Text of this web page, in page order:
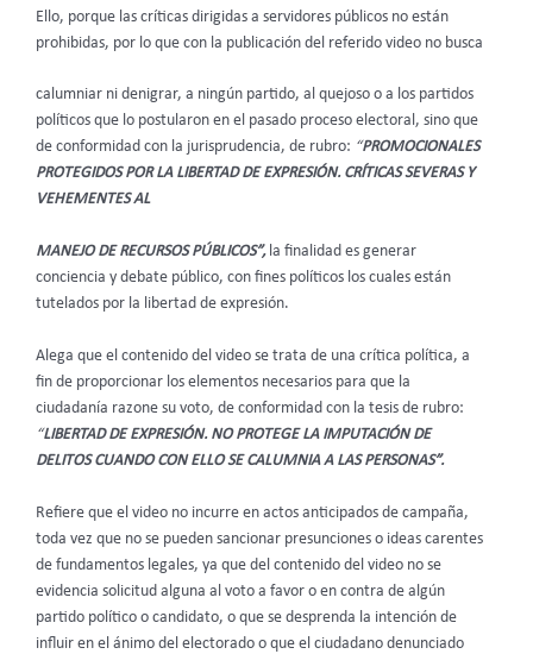
Ello, porque las críticas dirigidas a servidores públicos no están
prohibidas, por lo que con la publicación del referido video no busca
calumniar ni denigrar, a ningún partido, al quejoso o a los partidos
políticos que lo postularon en el pasado proceso electoral, sino que
de conformidad con la jurisprudencia, de rubro: “PROMOCIONALES
PROTEGIDOS POR LA LIBERTAD DE EXPRESIÓN. CRÍTICAS SEVERAS Y
VEHEMENTES AL
MANEJO DE RECURSOS PÚBLICOS”, la finalidad es generar
conciencia y debate público, con fines políticos los cuales están
tutelados por la libertad de expresión.
Alega que el contenido del video se trata de una crítica política, a
fin de proporcionar los elementos necesarios para que la
ciudadanía razone su voto, de conformidad con la tesis de rubro:
“LIBERTAD DE EXPRESIÓN. NO PROTEGE LA IMPUTACIÓN DE
DELITOS CUANDO CON ELLO SE CALUMNIA A LAS PERSONAS”.
Refiere que el video no incurre en actos anticipados de campaña,
toda vez que no se pueden sancionar presunciones o ideas carentes
de fundamentos legales, ya que del contenido del video no se
evidencia solicitud alguna al voto a favor o en contra de algún
partido político o candidato, o que se desprenda la intención de
influir en el ánimo del electorado o que el ciudadano denunciado